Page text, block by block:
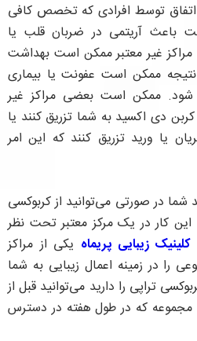
اتفاق توسط افرادی که تخصص کافی
باعث آریتمی در ضربان قلب یا
غیر معتبر ممکن است بهداشت
ممکن است عفونت یا بیماری
شود. ممکن است بعضی مراکز غیر
دی اکسید به شما تزریق کنند یا
یا ورید تزریق کنند که این امر
شما در صورتی می‌توانید از کربوکسی
این کار در یک مرکز معتبر تحت نظر
کلینیک زیبایی پریماه یکی از مراکز
را در زمینه اعمال زیبایی به شما
تراپی را دارید می‌توانید قبل از
مجموعه که در طول هفته در دسترس